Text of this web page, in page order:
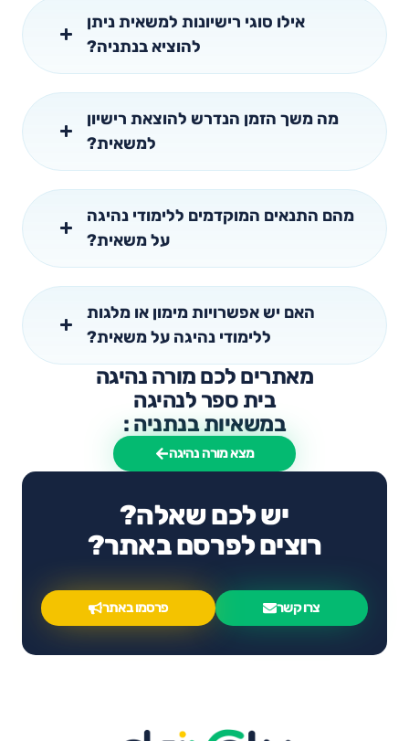
אילו סוגי רישיונות למשאית ניתן
להוציא בנתניה?
מה משך הזמן הנדרש להוצאת רישיון
למשאית?
מהם התנאים המוקדמים ללימודי נהיגה
על משאית?
האם יש אפשרויות מימון או מלגות
ללימודי נהיגה על משאית?
מאתרים לכם מורה נהיגה
בית ספר לנהיגה
במשאיות בנתניה :
מצא מורה נהיגה
יש לכם שאלה?
רוצים לפרסם באתר?
צרו קשר פרסמו באתר